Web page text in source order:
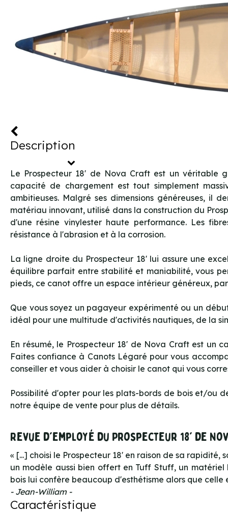
Description
Le Prospecteur 18' de Nova Craft est un véritable
capacité de chargement est tout simplement
ambitieuses. Malgré ses dimensions généreuses, il
matériau innovant, utilisé dans la construction du
d'une résine vinylester haute performance. Les
résistance à l'abrasion et à la corrosion.
La ligne droite du Prospecteur 18' lui assure une
équilibre parfait entre stabilité et maniabilité, vous
pieds, ce canot offre un espace intérieur généreux,
Que vous soyez un pagayeur expérimenté ou un
idéal pour une multitude d'activités nautiques, de la
En résumé, le Prospecteur 18' de Nova Craft est un
Faites confiance à Canots Légaré pour vous
conseiller et vous aider à choisir le canot qui vous
Possibilité d'opter pour les plats-bords de bois et/ou
notre équipe de vente pour plus de détails.
Revue d'employé du Prospecteur 18' de
« [...] choisi le Prospecteur 18' en raison de sa
un modèle aussi bien offert en Tuff Stuff, un
bois lui confère beaucoup d'esthétisme alors que
- Jean-William -
Caractéristique